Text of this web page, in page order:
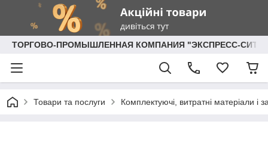
ТОРГОВО-ПРОМЫШЛЕННАЯ КОМПАНИЯ "ЭКСПРЕСС-СИТИ"
Товари та послуги Комплектуючі, витратні матеріали